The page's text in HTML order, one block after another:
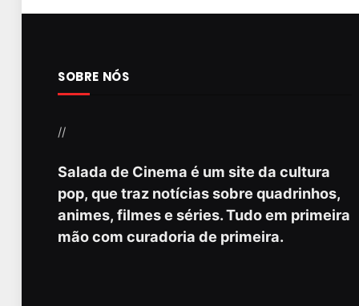
SOBRE NÓS
//
Salada de Cinema é um site da cultura
pop, que traz notícias sobre quadrinhos,
animes, filmes e séries. Tudo em primeira
mão com curadoria de primeira.